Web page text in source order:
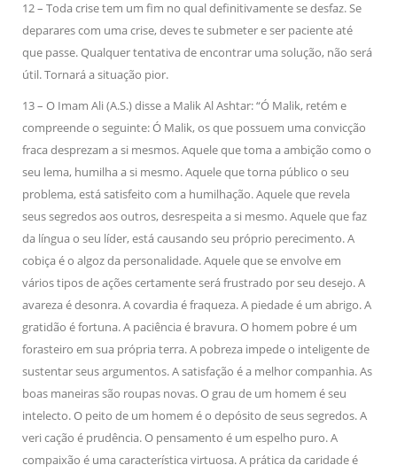
12 – Toda crise tem um fim no qual definitivamente se desfaz. Se
deparares com uma crise, deves te submeter e ser paciente até
que passe. Qualquer tentativa de encontrar uma solução, não será
útil. Tornará a situação pior.
13 – O Imam Ali (A.S.) disse a Malik Al Ashtar: “Ó Malik, retém e
compreende o seguinte: Ó Malik, os que possuem uma convicção
fraca desprezam a si mesmos. Aquele que toma a ambição como o
seu lema, humilha a si mesmo. Aquele que torna público o seu
problema, está satisfeito com a humilhação. Aquele que revela
seus segredos aos outros, desrespeita a si mesmo. Aquele que faz
da língua o seu líder, está causando seu próprio perecimento. A
cobiça é o algoz da personalidade. Aquele que se envolve em
vários tipos de ações certamente será frustrado por seu desejo. A
avareza é desonra. A covardia é fraqueza. A piedade é um abrigo. A
gratidão é fortuna. A paciência é bravura. O homem pobre é um
forasteiro em sua própria terra. A pobreza impede o inteligente de
sustentar seus argumentos. A satisfação é a melhor companhia. As
boas maneiras são roupas novas. O grau de um homem é seu
intelecto. O peito de um homem é o depósito de seus segredos. A
veri cação é prudência. O pensamento é um espelho puro. A
compaixão é uma característica virtuosa. A prática da caridade é